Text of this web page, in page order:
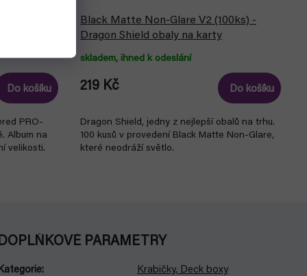
Do košíku
PRO-
Album na
velikosti.
Black Matte Non-Glare V2 (100ks) -
Dragon Shield obaly na karty
skladem, ihned k odeslání
219 Kč Do košíku
Dragon Shield, jedny z nejlepší obalů na trhu.
100 kusů v provedení Black Matte Non-Glare,
které neodráží světlo.
PARAMETRY
: Krabičky, Deck boxy